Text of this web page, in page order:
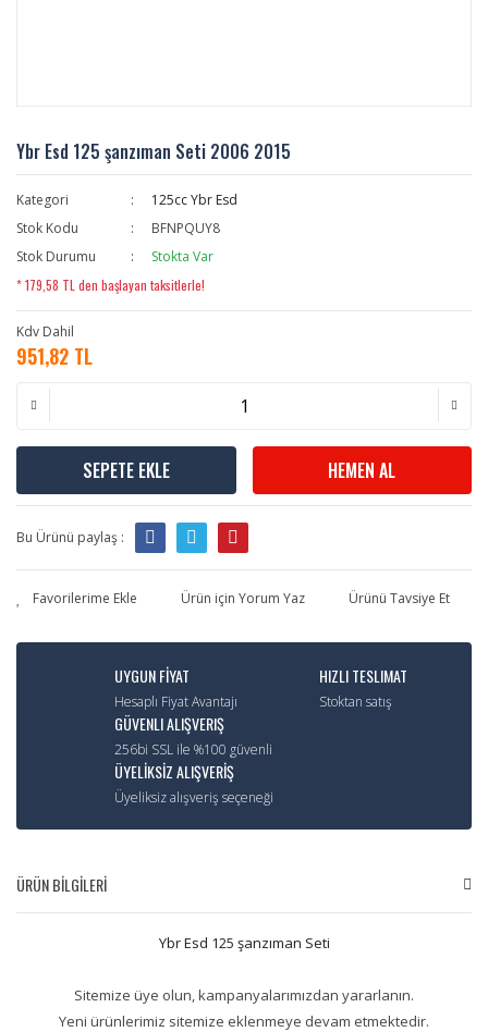
Ybr Esd 125 şanzıman Seti 2006 2015
Kategori
125cc Ybr Esd
Stok Kodu
BFNPQUY8
Stok Durumu
Stokta Var
* 179,58 TL den başlayan taksitlerle!
Kdv Dahil
951,82 TL
SEPETE EKLE HEMEN AL
Bu Ürünü paylaş :
Ürün için Yorum Yaz Ürünü Tavsiye Et
UYGUN FİYAT
Hesaplı Fiyat Avantajı
HIZLI TESLIMAT
Stoktan satış
GÜVENLI ALIŞVERIŞ
256bi SSL ile %100 güvenli
ÜYELİKSİZ ALIŞVERİŞ
Üyeliksiz alışveriş seçeneği
ÜRÜN BİLGİLERİ
Ybr Esd 125 şanzıman Seti
Sitemize üye olun, kampanyalarımızdan yararlanın.
Yeni ürünlerimiz sitemize eklenmeye devam etmektedir.